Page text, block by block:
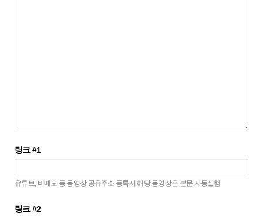
링크 #1
유튜브, 비메오 등 동영상 공유주소 등록시 해당 동영상은 본문 자동실행
링크 #2